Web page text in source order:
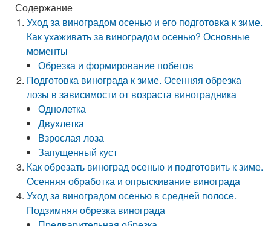
Содержание
Уход за виноградом осенью и его подготовка к зиме.
Как ухаживать за виноградом осенью? Основные
моменты
Обрезка и формирование побегов
Подготовка винограда к зиме. Осенняя обрезка
лозы в зависимости от возраста виноградника
Однолетка
Двухлетка
Взрослая лоза
Запущенный куст
Как обрезать виноград осенью и подготовить к зиме.
Осенняя обработка и опрыскивание винограда
Уход за виноградом осенью в средней полосе.
Подзимняя обрезка винограда